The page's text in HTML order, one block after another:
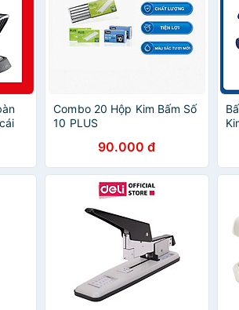
Combo 20 Hộp Kim Bấm Số
10 PLUS
90.000 đ